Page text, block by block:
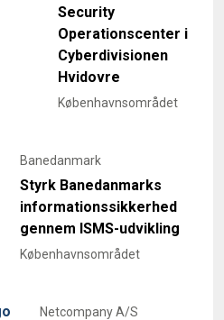
Security
Operationscenter i
Cyberdivisionen
Hvidovre
Københavnsområdet
Banedanmark
Styrk Banedanmarks
informationssikkerhed
gennem ISMS-udvikling
Københavnsområdet
Netcompany A/S